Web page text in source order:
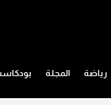
رياضة المجلة